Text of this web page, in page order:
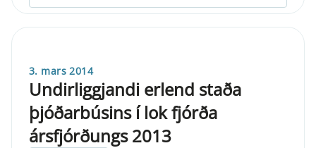
3. mars 2014
Undirliggjandi erlend staða
þjóðarbúsins í lok fjórða
ársfjórðungs 2013